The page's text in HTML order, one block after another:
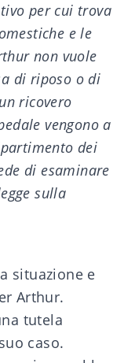
per cui trova
e le
non vuole
di riposo o di
ricovero
vengono a
dei
di esaminare
sulla
situazione e
Arthur.
tutela
caso.